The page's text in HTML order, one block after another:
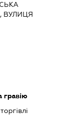
ВУЛИЦЯ
гравію